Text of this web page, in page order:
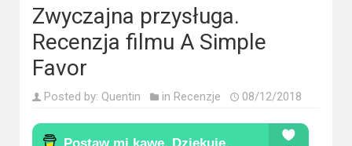
polskie
Komedie
Korea
Zwyczajna przysługa.
Recenzja filmu A Simple
Favor
Posted by: Quentin in Recenzje 08/12/2018